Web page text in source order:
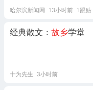
哈尔滨新闻网 13小时前 1跟贴
经典散文： 故乡学堂
十为先生 3小时前